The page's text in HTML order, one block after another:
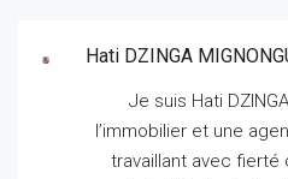
Hati DZINGA
Je suis Hati
l’immobilier et une
travaillant avec fierté